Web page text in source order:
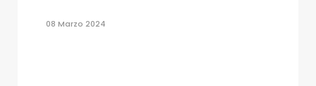
08 Marzo 2024